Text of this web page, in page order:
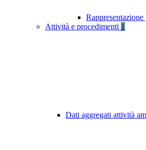
Rappresentazione
Attività e procedimenti 1
Dati aggregati attività